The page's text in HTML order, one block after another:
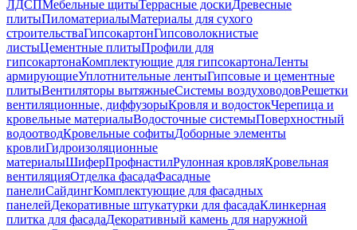
ЛДСПМебельные щитыТеррасные доскиДревесные
плитыПиломатериалыМатериалы для сухого
строительстваГипсокартонГипсоволокнистые
листыЦементные плитыПрофили для
гипсокартонаКомплектующие для гипсокартонаЛенты
армирующиеУплотнительные лентыГипсовые и цементные
плитыВентиляторы вытяжныеСистемы воздуховодовРешетки
вентиляционные, диффузорыКровля и водостокЧерепица и
кровельные материалыВодосточные системыПоверхностный
водоотводКровельные софитыДоборные элементы
кровлиГидроизоляционные
материалыШиферПрофнастилРулонная кровляКровельная
вентиляцияОтделка фасадаФасадные
панелиСайдингКомплектующие для фасадных
панелейДекоративные штукатурки для фасадаКлинкерная
плитка для фасадаДекоративный камень для наружной